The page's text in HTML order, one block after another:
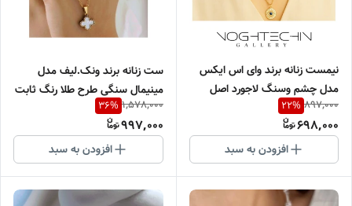
نیمست زنانه برند وای اس ایکس
مدل چشم وسنگ لاجورد اصل
طرح طلا وارداتی
897,000
22%
698,000
افزودن به سبد
ست زنانه برند ونک.لیف مدل
مینیمال سنگی طرح طلا رنگ ثابت
1,578,000
36%
997,000
افزودن به سبد